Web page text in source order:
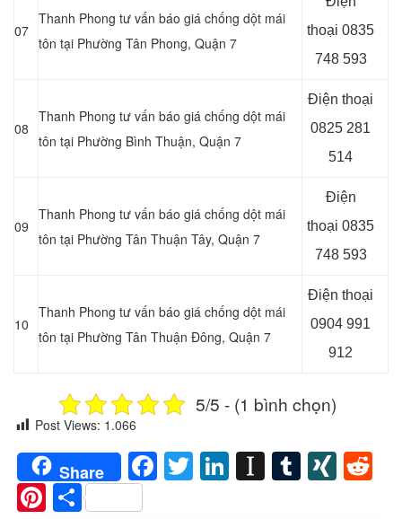
07
Thanh Phong tư vấn báo giá chống dột mái
tôn tại Phường Tân Phong, Quận 7
thoại 0835
748 593
08
Thanh Phong tư vấn báo giá chống dột mái
tôn tại Phường Bình Thuận, Quận 7
Điện thoại
0825 281
514
09
Thanh Phong tư vấn báo giá chống dột mái
tôn tại Phường Tân Thuận Tây, Quận 7
Điện
thoại 0835
748 593
10
Thanh Phong tư vấn báo giá chống dột mái
tôn tại Phường Tân Thuận Đông, Quận 7
Điện thoại
0904 991
912
5/5 - (1 bình chọn)
Post Views: 1.066
Share Facebook
Twitter
LinkedIn
Instapaper
Tumblr
Pinterest
Share